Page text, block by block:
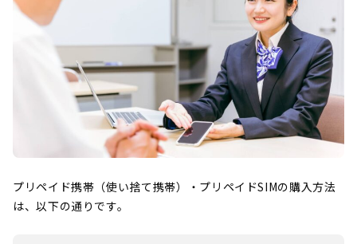
プリペイド携帯（使い捨て携帯）・プリペイドSIMの購入方法
は、以下の通りです。